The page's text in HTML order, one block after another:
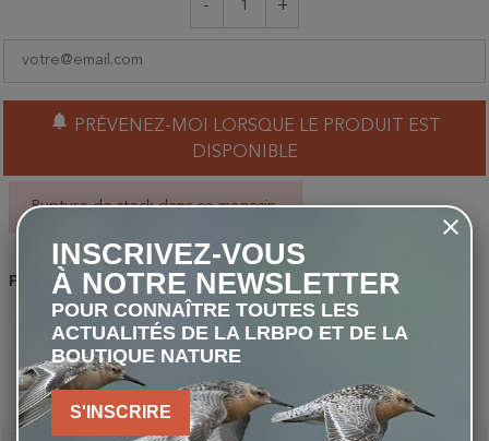
- +
notifications
DISPONIBLE
Rupture de stock dans ce magasin.
Partager
PARTAGERTWEETPINTEREST
INSCRIVEZ-VOUS
À NOTRE NEWSLETTER
POUR CONNAÎTRE TOUTES LES
ACTUALITÉS DE LA LRBPO ET DE LA
BOUTIQUE NATURE
S'INSCRIRE